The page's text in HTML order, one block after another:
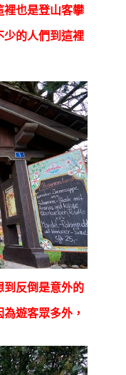
裡也是登山客攀
少的人們到這裡
到反倒是意外的
遊客眾多外，